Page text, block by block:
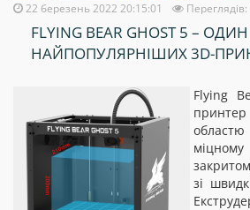
22 березень 2022 20:15:01 Переглядів:
FLYING BEAR GHOST 5 – ОДИН
НАЙПОПУЛЯРНІШИХ 3D-
Flying
зі